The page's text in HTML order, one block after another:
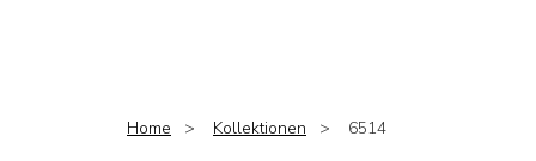
Home Kollektionen 6514